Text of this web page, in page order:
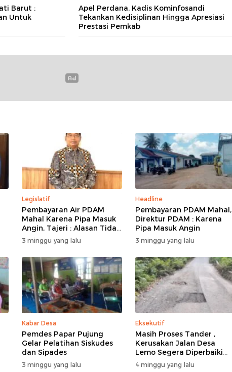
Barut :
Untuk
Apel Perdana, Kadis Kominfosandi
Tekankan Kedisiplinan Hingga Apresiasi
Prestasi Pemkab
Legislatif
Pembayaran Air PDAM
Mahal Karena Pipa Masuk
Angin, Tajeri : Alasan Tidak
Masuk Akal
3 minggu yang lalu
Headline
Pembayaran PDAM Mahal,
Direktur PDAM : Karena
Pipa Masuk Angin
3 minggu yang lalu
Kabar Desa
Pemdes Papar Pujung
Gelar Pelatihan Siskudes
dan Sipades
3 minggu yang lalu
Eksekutif
Masih Proses Tander ,
Kerusakan Jalan Desa
Lemo Segera Diperbaiki
Tahun Ini
4 minggu yang lalu